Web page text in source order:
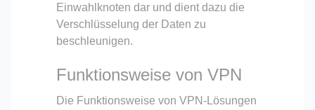
Einwahlknoten dar und dient dazu die
Verschlüsselung der Daten zu
beschleunigen.
Funktionsweise von VPN
Die Funktionsweise von VPN-Lösungen